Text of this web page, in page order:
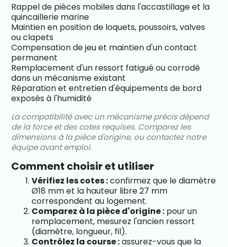
Rappel de pièces mobiles dans l'accastillage et la
quincaillerie marine
Maintien en position de loquets, poussoirs, valves
ou clapets
Compensation de jeu et maintien d'un contact
permanent
Remplacement d'un ressort fatigué ou corrodé
dans un mécanisme existant
Réparation et entretien d'équipements de bord
exposés à l'humidité
La compatibilité avec un mécanisme précis dépend
de la force et des cotes requises. Comparez les
dimensions à la pièce d'origine, ou contactez notre
équipe avant emploi.
Comment choisir et utiliser
Vérifiez les cotes :confirmez que le diamètre
Ø18 mm et la hauteur libre 27 mm
correspondent au logement.
Comparez à la pièce d'origine : pour un
remplacement, mesurez l'ancien ressort
(diamètre, longueur, fil).
Contrôlez la course :assurez-vous que la